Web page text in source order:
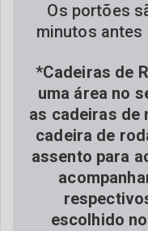
Os portões
minutos
*Cadeiras de
uma área no
as cadeiras de
cadeira de
assento para
escolhido